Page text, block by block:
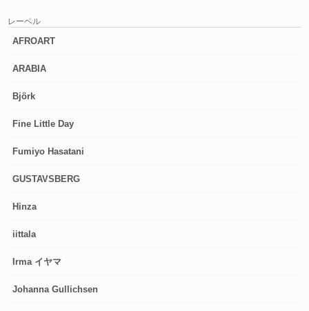
レーベル
AFROART
ARABIA
Björk
Fine Little Day
Fumiyo Hasatani
GUSTAVSBERG
Hinza
iittala
Irma イヤマ
Johanna Gullichsen